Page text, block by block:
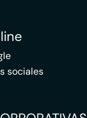
sociales